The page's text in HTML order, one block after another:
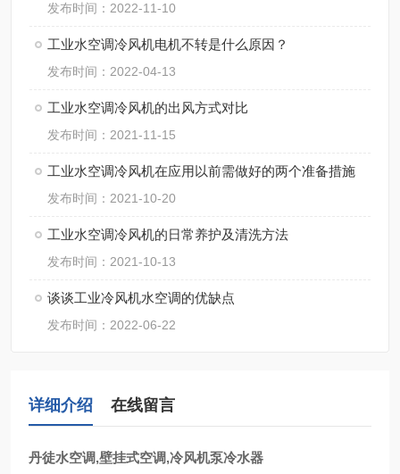
发布时间：2022-11-10
工业水空调冷风机电机不转是什么原因？
发布时间：2022-04-13
工业水空调冷风机的出风方式对比
发布时间：2021-11-15
工业水空调冷风机在应用以前需做好的两个准备措施
发布时间：2021-10-20
工业水空调冷风机的日常养护及清洗方法
发布时间：2021-10-13
谈谈工业冷风机水空调的优缺点
发布时间：2022-06-22
详细介绍 在线留言
丹徒水空调,壁挂式空调,冷风机泵冷水器